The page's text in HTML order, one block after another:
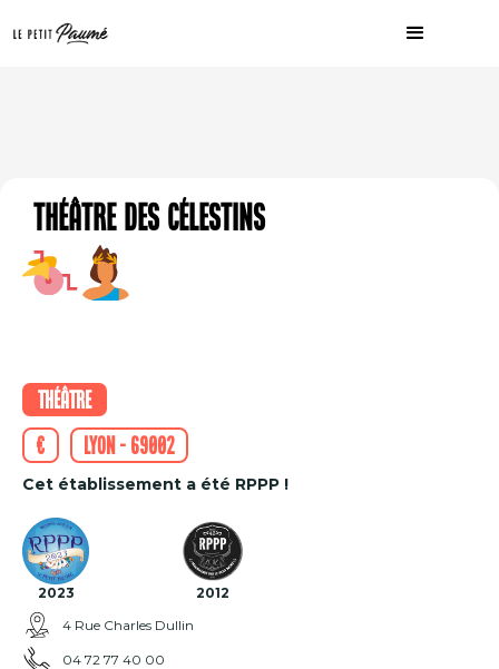
Théâtre des Célestins
Théâtre
€
Lyon - 69002
Cet établissement a été RPPP !
2023
2012
4 Rue Charles Dullin
04 72 77 40 00